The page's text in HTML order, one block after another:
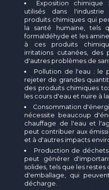
Exposition
utilisés dans
produits chimiques qui
la santé humaine, tels
formaldéhyde et les
à ces produits
irritations cutanées, des
d'autres problèmes de
Pollution de l'eau : le
rejeter de grandes
des produits chimiques
les cours d'eau et nuire à
Consommation
nécessite beaucoup
chauffage de l'eau et
peut contribuer aux
et à d'autres impacts
Production de
peut générer
solides, tels que les
d'emballage, qui
décharge.